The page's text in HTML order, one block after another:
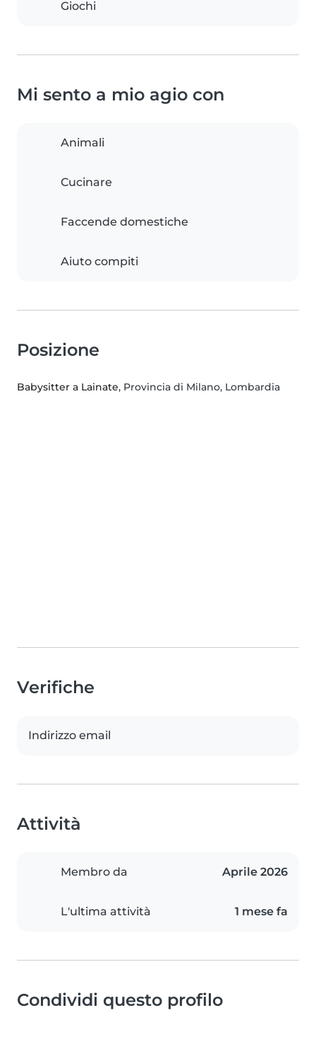
Giochi
Mi sento a mio agio con
Animali
Cucinare
Faccende domestiche
Aiuto compiti
Posizione
Babysitter a Lainate, Provincia di Milano, Lombardia
Verifiche
Indirizzo email
Attività
Membro da Aprile 2026
L'ultima attività 1 mese fa
Condividi questo profilo